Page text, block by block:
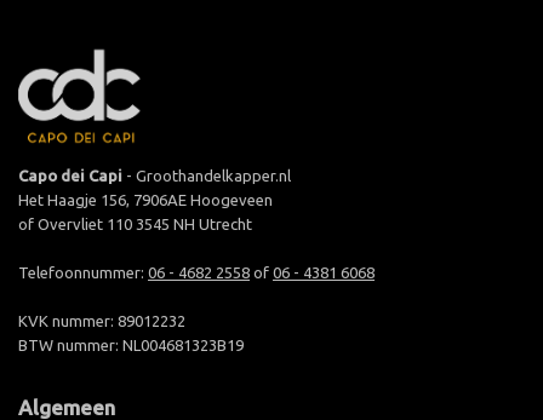
Capo dei Capi - Groothandelkapper.nl
Het Haagje 156, 7906AE Hoogeveen
of Overvliet 110 3545 NH Utrecht
Telefoonnummer: 06 - 4682 2558 of 06 - 4381 6068
KVK nummer: 89012232
BTW nummer: NL004681323B19
Algemeen